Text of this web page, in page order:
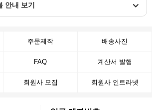
안내 보기
주문제작 배송사진
FAQ 계산서 발행
회원사 모집 회원사 인트라넷